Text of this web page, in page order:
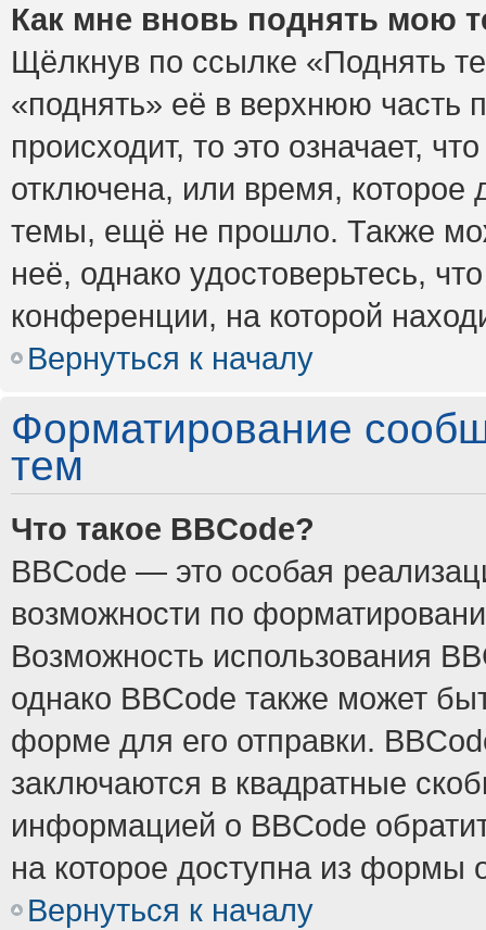
Как мне вновь поднять мою
Щёлкнув по ссылке «Поднять
«поднять» её в верхнюю часть
происходит, то это означает,
отключена, или время, которое
темы, ещё не прошло. Также
неё, однако удостоверьтесь,
конференции, на которой
Вернуться к началу
Форматирование
тем
Что такое BBCode?
BBCode — это особая
возможности по
Возможность использования
однако BBCode также может
форме для его отправки.
заключаются в квадратные
информацией о BBCode
на которое доступна из формы
Вернуться к началу